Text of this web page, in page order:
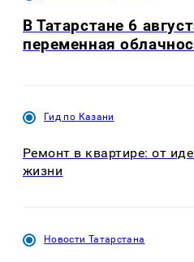
В Татарстане 6
переменная
Гид по Казани
Ремонт в квартире: от
жизни
Новости Татарстана